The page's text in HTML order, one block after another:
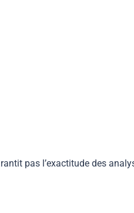
pas l’exactitude des